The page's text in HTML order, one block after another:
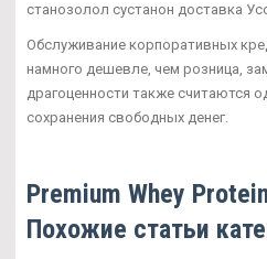
станозолол сустанон доставка
Обслуживание корпоративных
намного дешевле, чем розница,
драгоценности также считаются
сохранения свободных денег.
Premium Whey
Похожие статьи